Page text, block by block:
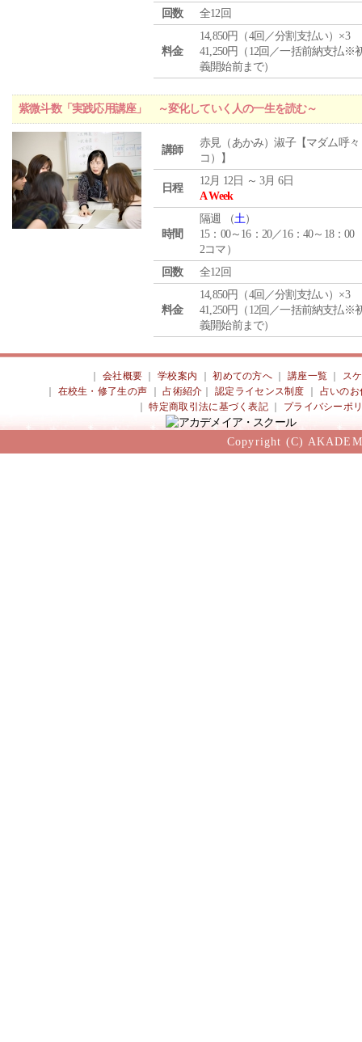
回数
全12回
料金
14,850円（4回／分割支払い）×3
41,250円（12回／一括前納支払※
義開始前まで）
紫微斗数「実践応用講座」 ～変化していく人の一生を読む～
講師
赤見（あかみ）淑子【マダム呼々
コ）】
日程
12月 12日 ～ 3月 6日
A Week
時間
隔週 （土）
15：00～16：20／16：40～18：00
2コマ）
回数
全12回
料金
14,850円（4回／分割支払い）×3
41,250円（12回／一括前納支払※
義開始前まで）
会社概要 ｜学校案内 ｜初めての方へ 講座一覧
ス
在校生・修了生の声 ｜占術紹介 ｜認定ライセンス制度
占いのお
｜特定商取引法に基づく表記 プライバシーポ
Copyright (C)